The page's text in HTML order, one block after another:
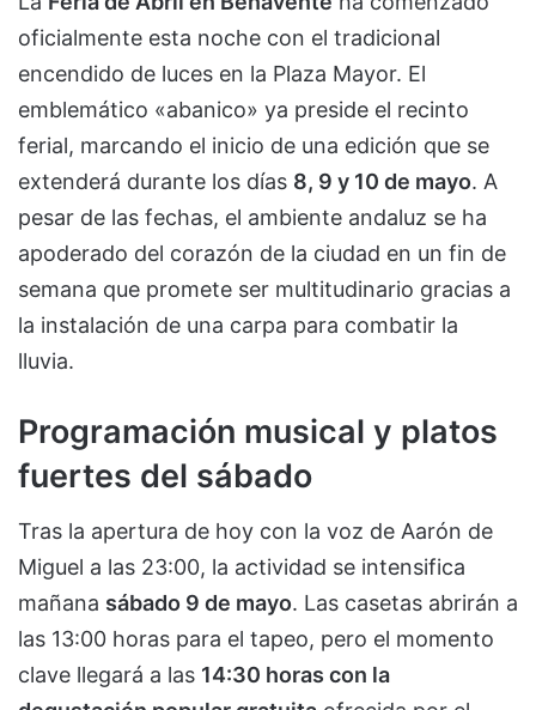
oficialmente esta noche con el tradicional
encendido de luces en la Plaza Mayor. El
emblemático «abanico» ya preside el recinto
ferial, marcando el inicio de una edición que se
extenderá durante los días 8, 9 y 10 de mayo. A
pesar de las fechas, el ambiente andaluz se ha
apoderado del corazón de la ciudad en un fin de
semana que promete ser multitudinario gracias a
la instalación de una carpa para combatir la
lluvia.
Programación musical y platos
fuertes del sábado
Tras la apertura de hoy con la voz de Aarón de
Miguel a las 23:00, la actividad se intensifica
mañana sábado 9 de mayo. Las casetas abrirán a
las 13:00 horas para el tapeo, pero el momento
clave llegará a las 14:30 horas con la